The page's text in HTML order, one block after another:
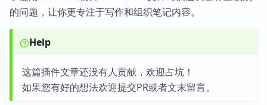
的问题，让你更专注于写作和组织笔记内容。
Help
这篇插件文章还没有人贡献，欢迎占坑！
如果您有好的想法欢迎提交PR或者文末留言。